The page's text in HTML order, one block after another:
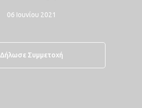
06 Ιουνίου 2021
Δήλωσε Συμμετοχή